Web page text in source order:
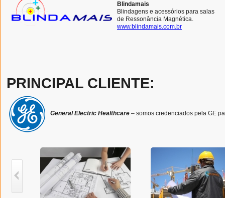
Blindamais
Blindagens e acessórios para salas
de Ressonância Magnética.
www.blindamais.com.br
PRINCIPAL CLIENTE:
General Electric Healthcare – somos credenciados pela GE